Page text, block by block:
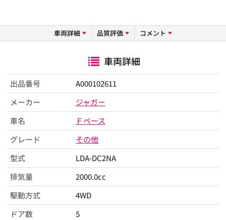
車両詳細 品質評価 コメント
車両詳細
出品番号
A000102611
メーカー
ジャガー
車名
Ｆペース
グレード
その他
型式
LDA-DC2NA
排気量
2000.0cc
駆動方式
4WD
ドア数
5